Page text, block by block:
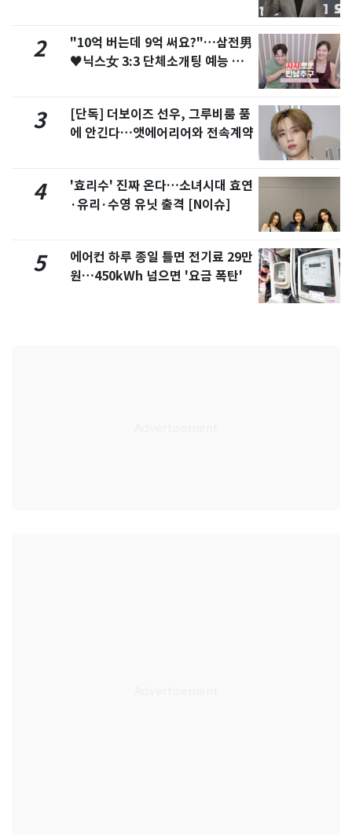
2
"10억 버는데 9억 써요?"…삼전男
♥닉스女 3:3 단체소개팅 예능 화
3
[단독] 더보이즈 선우, 그루비룸 품
에 안긴다…앳에어리어와 전속계약
4
'효리수' 진짜 온다…소녀시대 효연
·유리·수영 유닛 출격 [N이슈]
5
에어컨 하루 종일 틀면 전기료 29만
원…450kWh 넘으면 '요금 폭탄'